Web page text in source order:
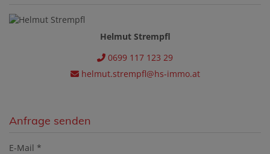
Helmut Strempfl
0699 117 123 29
helmut.strempfl@hs-immo.at
Anfrage senden
E-Mail